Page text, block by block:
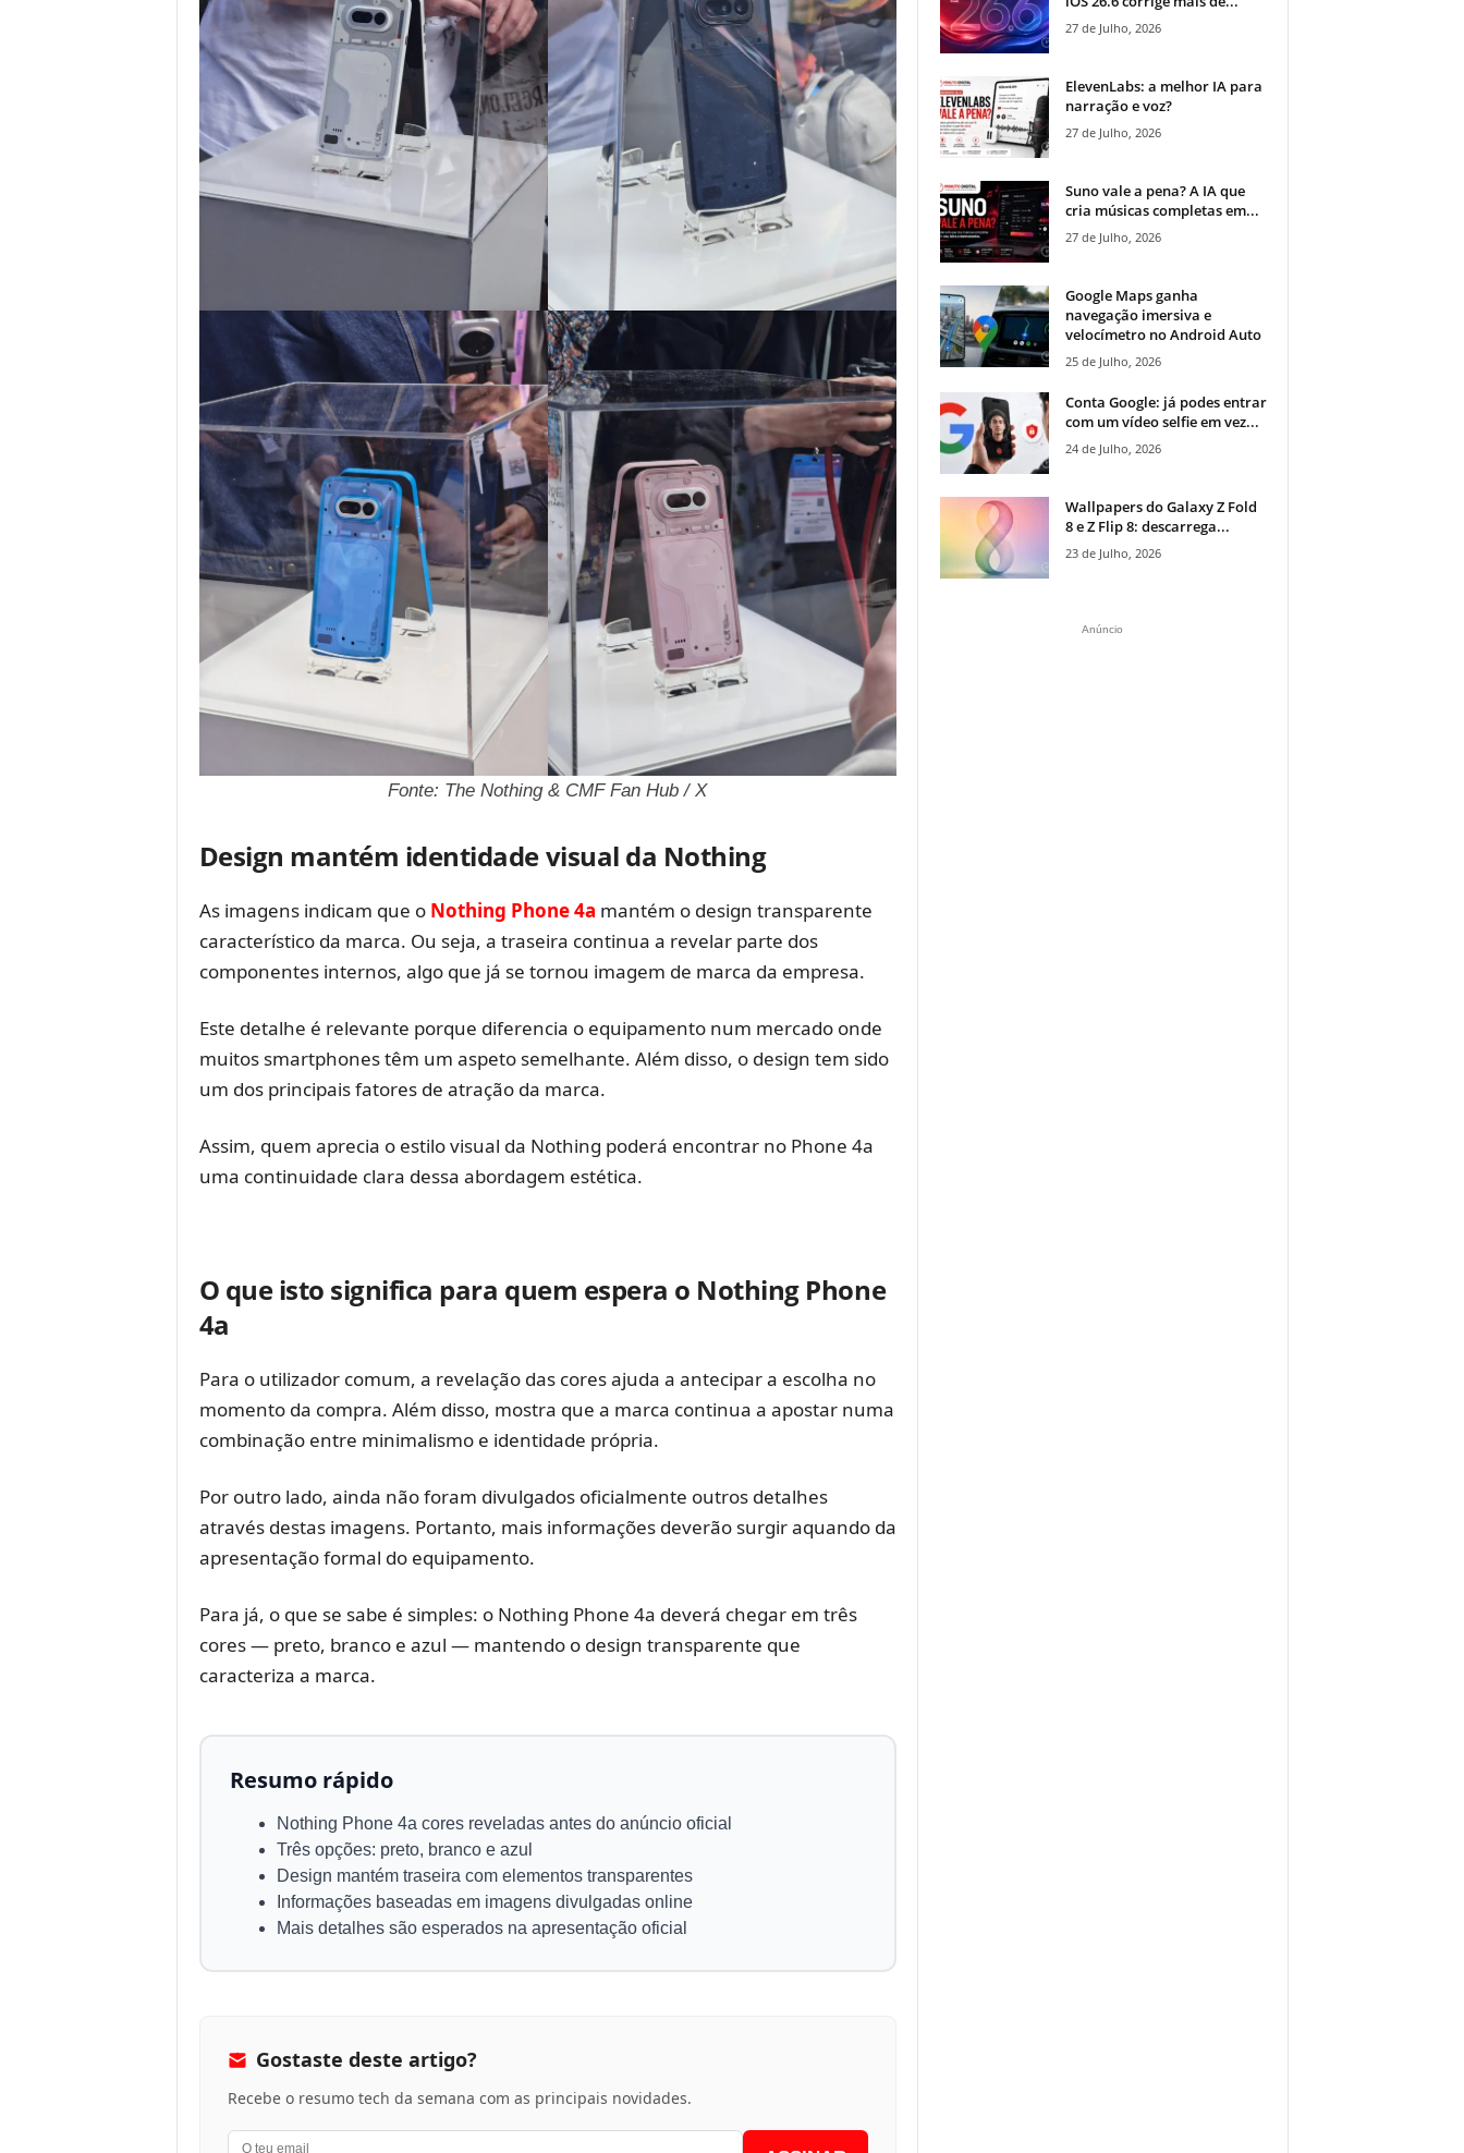
Fonte: The Nothing & CMF Fan Hub / X
Design mantém identidade visual da Nothing
As imagens indicam que o Nothing Phone 4a mantém o design transparente
característico da marca. Ou seja, a traseira continua a revelar parte dos
componentes internos, algo que já se tornou imagem de marca da empresa.
Este detalhe é relevante porque diferencia o equipamento num mercado onde
muitos smartphones têm um aspeto semelhante. Além disso, o design tem sido
um dos principais fatores de atração da marca.
Assim, quem aprecia o estilo visual da Nothing poderá encontrar no Phone 4a
uma continuidade clara dessa abordagem estética.
O que isto significa para quem espera o Nothing Phone
4a
Para o utilizador comum, a revelação das cores ajuda a antecipar a escolha no
momento da compra. Além disso, mostra que a marca continua a apostar numa
combinação entre minimalismo e identidade própria.
Por outro lado, ainda não foram divulgados oficialmente outros detalhes
através destas imagens. Portanto, mais informações deverão surgir aquando da
apresentação formal do equipamento.
Para já, o que se sabe é simples: o Nothing Phone 4a deverá chegar em três
cores — preto, branco e azul — mantendo o design transparente que
caracteriza a marca.
Resumo rápido
Nothing Phone 4a cores reveladas antes do anúncio oficial
Três opções: preto, branco e azul
Design mantém traseira com elementos transparentes
Informações baseadas em imagens divulgadas online
Mais detalhes são esperados na apresentação oficial
Gostaste deste artigo?
Recebe o resumo tech da semana com as principais novidades.
27 de Julho, 2026
ElevenLabs: a melhor IA para
narração e voz?
27 de Julho, 2026
Suno vale a pena? A IA que
cria músicas completas em...
27 de Julho, 2026
Google Maps ganha
navegação imersiva e
velocímetro no Android Auto
25 de Julho, 2026
Conta Google: já podes entrar
com um vídeo selfie em vez...
24 de Julho, 2026
Wallpapers do Galaxy Z Fold
8 e Z Flip 8: descarrega...
23 de Julho, 2026
Anúncio